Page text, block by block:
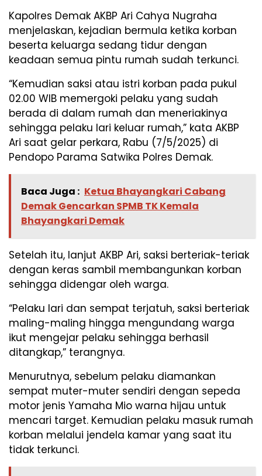
Kapolres Demak AKBP Ari Cahya Nugraha
menjelaskan, kejadian bermula ketika korban
beserta keluarga sedang tidur dengan
keadaan semua pintu rumah sudah terkunci.
“Kemudian saksi atau istri korban pada pukul
02.00 WIB memergoki pelaku yang sudah
berada di dalam rumah dan meneriakinya
sehingga pelaku lari keluar rumah,” kata AKBP
Ari saat gelar perkara, Rabu (7/5/2025) di
Pendopo Parama Satwika Polres Demak.
Baca Juga : Ketua Bhayangkari Cabang
Demak Gencarkan SPMB TK Kemala
Bhayangkari Demak
Setelah itu, lanjut AKBP Ari, saksi berteriak-teriak
dengan keras sambil membangunkan korban
sehingga didengar oleh warga.
“Pelaku lari dan sempat terjatuh, saksi berteriak
maling-maling hingga mengundang warga
ikut mengejar pelaku sehingga berhasil
ditangkap,” terangnya.
Menurutnya, sebelum pelaku diamankan
sempat muter-muter sendiri dengan sepeda
motor jenis Yamaha Mio warna hijau untuk
mencari target. Kemudian pelaku masuk rumah
korban melalui jendela kamar yang saat itu
tidak terkunci.